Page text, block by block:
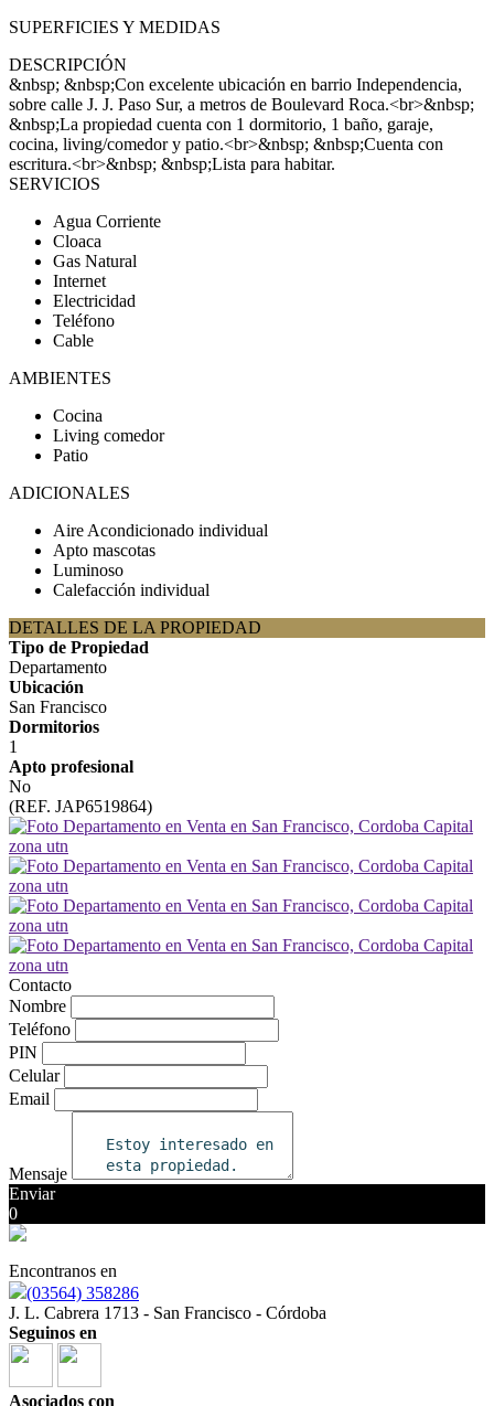
SUPERFICIES Y MEDIDAS
DESCRIPCIÓN
&nbsp; &nbsp;Con excelente ubicación en barrio Independencia,
sobre calle J. J. Paso Sur, a metros de Boulevard Roca.<br>&nbsp;
&nbsp;La propiedad cuenta con 1 dormitorio, 1 baño, garaje,
cocina, living/comedor y patio.<br>&nbsp; &nbsp;Cuenta con
escritura.<br>&nbsp; &nbsp;Lista para habitar.
SERVICIOS
Agua Corriente
Cloaca
Gas Natural
Internet
Electricidad
Teléfono
Cable
AMBIENTES
Cocina
Living comedor
Patio
ADICIONALES
Aire Acondicionado individual
Apto mascotas
Luminoso
Calefacción individual
DETALLES DE LA PROPIEDAD
Tipo de Propiedad
Departamento
Ubicación
San Francisco
Dormitorios
1
Apto profesional
No
(REF. JAP6519864)
Contacto
Nombre
Teléfono
PIN
Celular
Email
Mensaje
Enviar
0
Encontranos en
(03564) 358286
J. L. Cabrera 1713 - San Francisco - Córdoba
Seguinos en
Asociados con